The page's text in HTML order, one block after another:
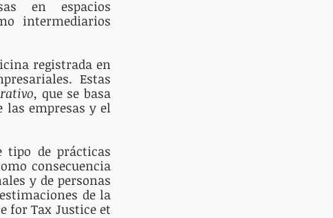
en espacios
intermediarios
registrada en
Estas
, que se basa
las empresas y el
tipo de prácticas
consecuencia
y de personas
de la
for Tax Justice et